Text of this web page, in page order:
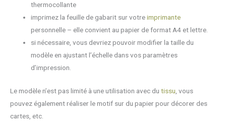
thermocollante
imprimez la feuille de gabarit sur votreimprimante
personnelle – elle convient au papier de format A4 et lettre.
si nécessaire, vous devriez pouvoir modifier la taille du
modèle en ajustant l’échelle dans vos paramètres
d’impression.
Le modèle n’est pas limité à une utilisation avec du tissu , vous
pouvez également réaliser le motif sur du papier pour décorer des
cartes, etc.